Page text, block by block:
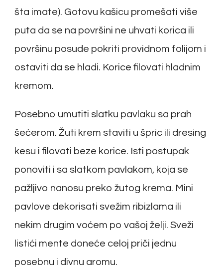
šta imate). Gotovu kašicu promešati više
puta da se na površini ne uhvati korica ili
površinu posude pokriti providnom folijom i
ostaviti da se hladi. Korice filovati hladnim
kremom.
Posebno umutiti slatku pavlaku sa prah
šećerom. Žuti krem staviti u špric ili dresing
kesu i filovati beze korice. Isti postupak
ponoviti i sa slatkom pavlakom, koja se
pažljivo nanosu preko žutog krema. Mini
pavlove dekorisati svežim ribizlama ili
nekim drugim voćem po vašoj želji. Sveži
listići mente doneće celoj priči jednu
posebnu i divnu aromu.